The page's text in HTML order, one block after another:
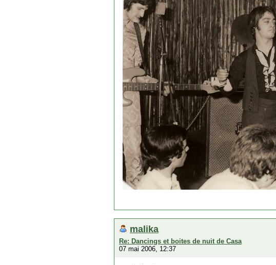
malika
Re: Dancings et boites de nuit de Casa
07 mai 2006, 12:37